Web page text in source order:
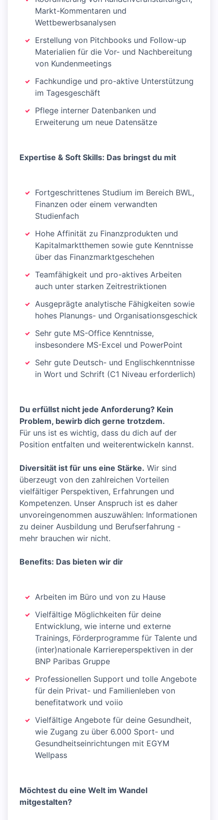
Markt-Kommentaren und
Wettbewerbsanalysen
Erstellung von Pitchbooks und Follow-up
Materialien für die Vor- und Nachbereitung
von Kundenmeetings
Fachkundige und pro-aktive Unterstützung
im Tagesgeschäft
Pflege interner Datenbanken und
Erweiterung um neue Datensätze
Expertise & Soft Skills: Das bringst du mit
Fortgeschrittenes Studium im Bereich BWL,
Finanzen oder einem verwandten
Studienfach
Hohe Affinität zu Finanzprodukten und
Kapitalmarktthemen sowie gute Kenntnisse
über das Finanzmarktgeschehen
Teamfähigkeit und pro-aktives Arbeiten
auch unter starken Zeitrestriktionen
Ausgeprägte analytische Fähigkeiten sowie
hohes Planungs- und Organisationsgeschick
Sehr gute MS-Office Kenntnisse,
insbesondere MS-Excel und PowerPoint
Sehr gute Deutsch- und Englischkenntnisse
in Wort und Schrift (C1 Niveau erforderlich)
Du erfüllst nicht jede Anforderung? Kein
Problem, bewirb dich gerne trotzdem.
Für uns ist es wichtig, dass du dich auf der
Position entfalten und weiterentwickeln kannst.
Diversität ist für uns eine Stärke. Wir sind
überzeugt von den zahlreichen Vorteilen
vielfältiger Perspektiven, Erfahrungen und
Kompetenzen. Unser Anspruch ist es daher
unvoreingenommen auszuwählen: Informationen
zu deiner Ausbildung und Berufserfahrung -
mehr brauchen wir nicht.
Benefits: Das bieten wir dir
Arbeiten im Büro und von zu Hause
Vielfältige Möglichkeiten für deine
Entwicklung, wie interne und externe
Trainings, Förderprogramme für Talente und
(inter)nationale Karriereperspektiven in der
BNP Paribas Gruppe
Professionellen Support und tolle Angebote
für dein Privat- und Familienleben von
benefitatwork und voiio
Vielfältige Angebote für deine Gesundheit,
wie Zugang zu über 6.000 Sport- und
Gesundheitseinrichtungen mit EGYM
Wellpass
Möchtest du eine Welt im Wandel
mitgestalten?